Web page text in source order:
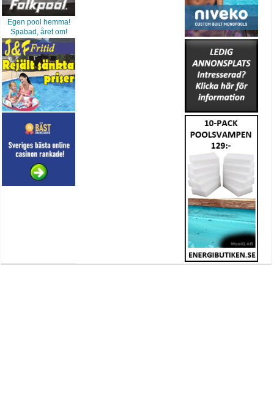
Egen pool hemma!
Spabad, året om!